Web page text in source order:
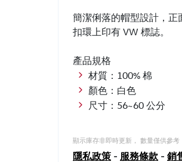
簡潔俐落的帽型設計，正
扣環上印有 VW 標誌。
產品規格
材質：100% 棉
顏色：白色
尺寸：56~60 公分
顯示庫存非即時更新， 數量僅供參考
隱私政策 - 服務條款 - 銷